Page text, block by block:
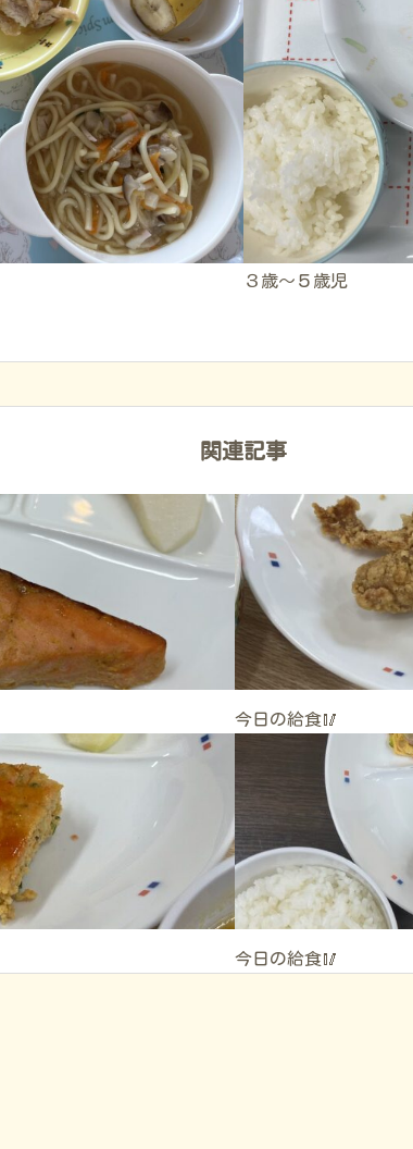
３歳～５歳児
関連記事
今日の給食🥢
今日の給食🥢